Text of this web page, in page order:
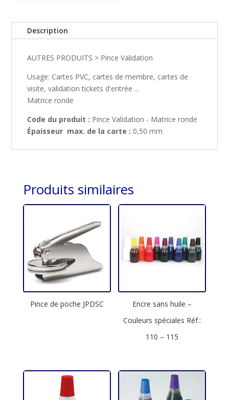
Description
AUTRES PRODUITS > Pince Validation
Usage: Cartes PVC, cartes de membre, cartes de
visite, validation tickets d'entrée ...
Matrice ronde
Code du produit : Pince Validation - Matrice ronde
Épaisseur max. de la carte : 0,50 mm
Produits similaires
Pince de poche JPDSC
Encre sans huile –
Couleurs spéciales Réf.:
110 – 115